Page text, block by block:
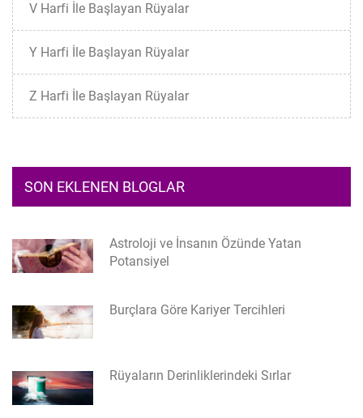
V Harfi İle Başlayan Rüyalar
Y Harfi İle Başlayan Rüyalar
Z Harfi İle Başlayan Rüyalar
SON EKLENEN BLOGLAR
Astroloji ve İnsanın Özünde Yatan
Potansiyel
Burçlara Göre Kariyer Tercihleri
Rüyaların Derinliklerindeki Sırlar